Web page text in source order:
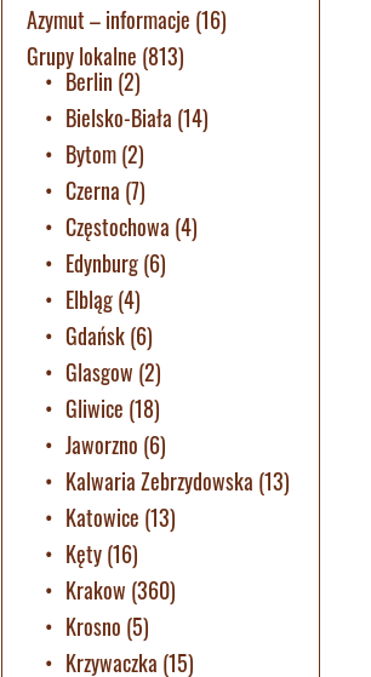
Azymut – informacje (16)
Grupy lokalne (813)
Berlin (2)
Bielsko-Biała (14)
Bytom(2)
Czerna (7)
Częstochowa (4)
Edynburg(6)
Elbląg(4)
Gdańsk(6)
Glasgow (2)
Gliwice (18)
Jaworzno (6)
Kalwaria Zebrzydowska (13)
Katowice (13)
Kęty(16)
Krakow (360)
Krosno (5)
Krzywaczka (15)